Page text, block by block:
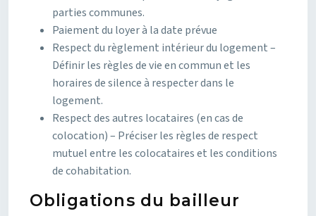
parties communes.
Paiement du loyer à la date prévue
Respect du règlement intérieur du logement –
Définir les règles de vie en commun et les
horaires de silence à respecter dans le
logement.
Respect des autres locataires (en cas de
colocation) – Préciser les règles de respect
mutuel entre les colocataires et les conditions
de cohabitation.
Obligations du bailleur